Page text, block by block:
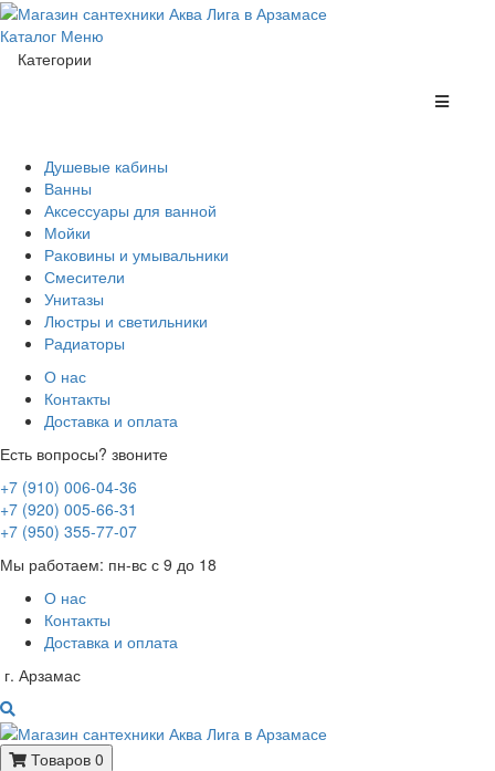
Каталог Меню
Категории
Душевые кабины
Ванны
Аксессуары для ванной
Мойки
Раковины и умывальники
Смесители
Унитазы
Люстры и светильники
Радиаторы
О нас
Контакты
Доставка и оплата
Есть вопросы? звоните
+7 (910) 006-04-36
+7 (920) 005-66-31
+7 (950) 355-77-07
Мы работаем: пн-вс с 9 до 18
О нас
Контакты
Доставка и оплата
г. Арзамас
Товаров 0